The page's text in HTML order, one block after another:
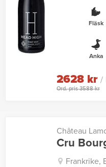
Fläsk
Anka
Ord. pris 3588 kr
2628 kr /
Château
Cru
Frankrike,